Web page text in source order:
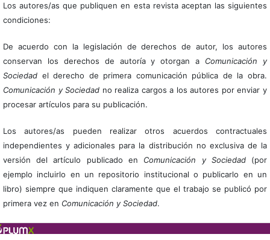
Los autores/as que publiquen en esta revista aceptan las siguientes
condiciones:
De acuerdo con la legislación de derechos de autor, los autores
conservan los derechos de autoría y otorgan a Comunicación y
Sociedadel derecho de primera comunicación pública de la obra.
Comunicación y Sociedad no realiza cargos a los autores por enviar y
procesar artículos para su publicación.
Los autores/as pueden realizar otros acuerdos contractuales
independientes y adicionales para la distribución no exclusiva de la
versión del artículo publicado en Comunicación y Sociedad(por
ejemplo incluirlo en un repositorio institucional o publicarlo en un
libro) siempre que indiquen claramente que el trabajo se publicó por
primera vez en Comunicación y Sociedad.